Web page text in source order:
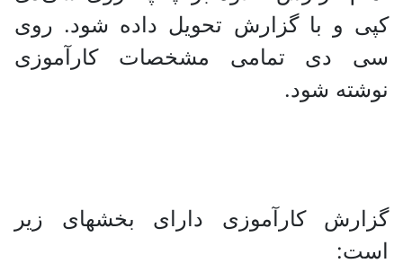
کپی و با گزارش تحویل داده شود. روی
سی دی تمامی مشخصات کارآموزی
نوشته شود.
گزارش کارآموزی دارای بخشهای زیر
است: